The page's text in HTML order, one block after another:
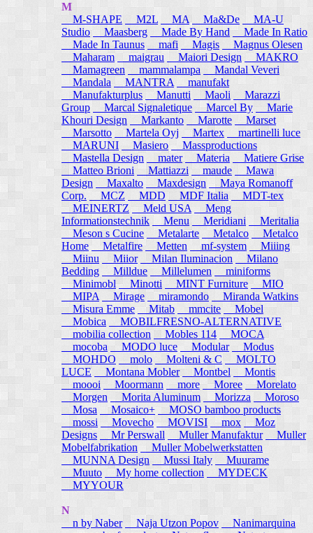
M
M-SHAPE
M2L MA Ma&De
MA-U
Studio
Maasberg Made By Hand
Made In Ratio
Made In Taunus
mafi Magis
Magnus Olesen
Maharam
maigrau Maiori Design
MAKRO
Mamagreen
mammalampa
Mandal Veveri
Mandala
MANTRA
manufakt
Manufakturplus
Manutti Maoli
Marazzi
Group
Marcal Signaletique Marcel By
Marie
Khouri Design
Markanto Marotte
Marset
Marsotto
Martela Oyj Martex
martinelli luce
MARUNI
Masiero
Massproductions
Mastella Design
mater Materia
Matiere Grise
Matteo Brioni
Mattiazzi maude
Mawa
Design
Maxalto Maxdesign
Maya Romanoff
Corp.
MCZ MDD MDF Italia
MDT-tex
MEINERTZ
Meld USA
Meng
Informationstechnik
Menu Meridiani
Meritalia
Meson s Cucine
Metalarte Metalco
Metalco
Home Metalfire Metten mf-system
Miiing
Miinu
Miior Milan Iluminacion
Milano
Bedding
Milldue Millelumen
miniforms
Minimobl Minotti MINT Furniture
MIO
MIPA
Mirage miramondo
Miranda Watkins
Misura Emme
Mitab mmcite
Mobel
Mobica
MOBILFRESNO-ALTERNATIVE
mobilia collection
Mobles 114
MOCA
mocoba
MODO luce Modular
Modus
MOHDO
molo Molteni & C
MOLTO
LUCE
Montana Mobler Montbel
Montis
moooi
Moormann more Moree
Morelato
Morgen
Morita Aluminum Morizza
Moroso
Mosa
Mosaico+
MOSO bamboo products
mossi
Movecho MOVISI mox
Moz
Designs
Mr Perswall Muller Manufaktur
Muller
Mobelfabrikation
Muller Mobelwerkstatten
MUNNA Design
Mussi Italy
Muurame
Muuto My home collection
MYDECK
MYYOUR
N
n by Naber
Naja Utzon Popov
Nanimarquina